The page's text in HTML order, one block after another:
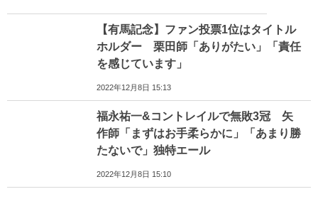
【有馬記念】ファン投票1位はタイトル
ホルダー 栗田師「ありがたい」「責任
を感じています」
2022年12月8日 15:13
福永祐一&コントレイルで無敗3冠 矢
作師「まずはお手柔らかに」「あまり勝
たないで」独特エール
2022年12月8日 15:10